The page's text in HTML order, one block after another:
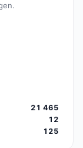
21 465
12
125